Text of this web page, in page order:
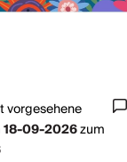
vorgesehene
18-09-2026zum